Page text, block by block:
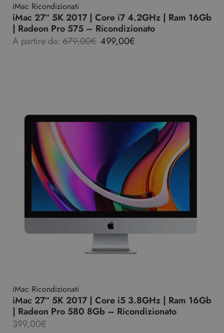
iMac Ricondizionati
iMac 27″ 5K 2017 | Core i7 4.2GHz | Ram 16Gb
| Radeon Pro 575 – Ricondizionato
A partire da: 679,00€ 499,00€
iMac Ricondizionati
iMac 27″ 5K 2017 | Core i5 3.8GHz | Ram 16Gb
| Radeon Pro 580 8Gb – Ricondizionato
399,00€